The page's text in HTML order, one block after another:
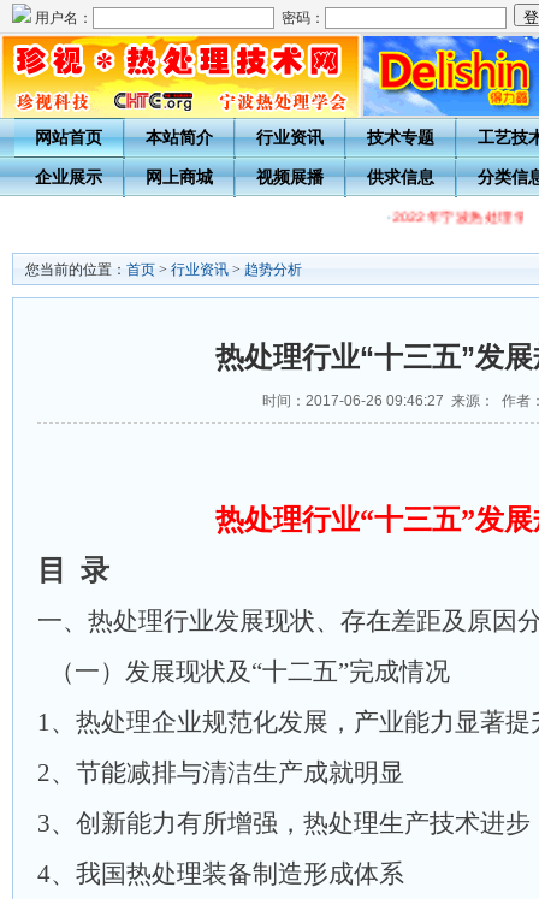
用户名： 密码：
网站首页 本站简介 行业资讯 技术专题 工艺技
企业展示 网上商城 视频展播 供求信息 分类信
2022年宁波热处理学会
您当前的位置： 首页 > 行业资讯 > 趋势分析
热处理行业“十三五”发
时间：2017-06-26 09:46:27 来源： 作者
热处理行业“十三五”发
目 录
一、热处理行业发展现状、存在差距及原因
（一）发展现状及“十二五”完成情况
1、热处理企业规范化发展，产业能力显著提
2、节能减排与清洁生产成就明显
3、创新能力有所增强，热处理生产技术进步
4、我国热处理装备制造形成体系